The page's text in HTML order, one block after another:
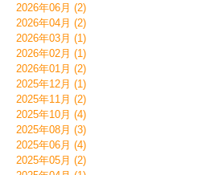
2026年06月 (2)
2026年04月 (2)
2026年03月 (1)
2026年02月 (1)
2026年01月 (2)
2025年12月 (1)
2025年11月 (2)
2025年10月 (4)
2025年08月 (3)
2025年06月 (4)
2025年05月 (2)